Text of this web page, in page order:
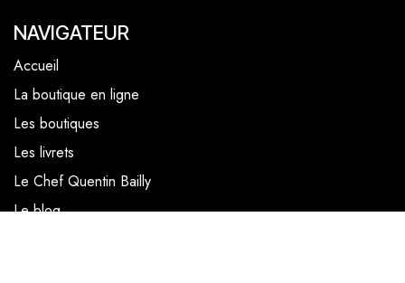
NAVIGATEUR
Accueil
La boutique en ligne
Les boutiques
Les livrets
Le Chef Quentin Bailly
Le blog